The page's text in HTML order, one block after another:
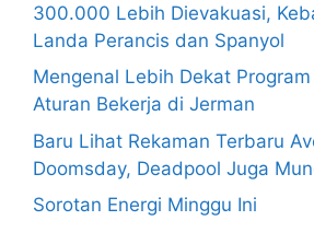
300.000 Lebih Dievakuasi,
Landa Perancis dan Spanyol
Mengenal Lebih Dekat
Aturan Bekerja di Jerman
Baru Lihat Rekaman Terbaru
Doomsday, Deadpool Juga
Sorotan Energi Minggu Ini